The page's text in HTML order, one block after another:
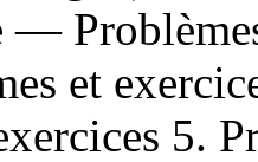
—
et
5.